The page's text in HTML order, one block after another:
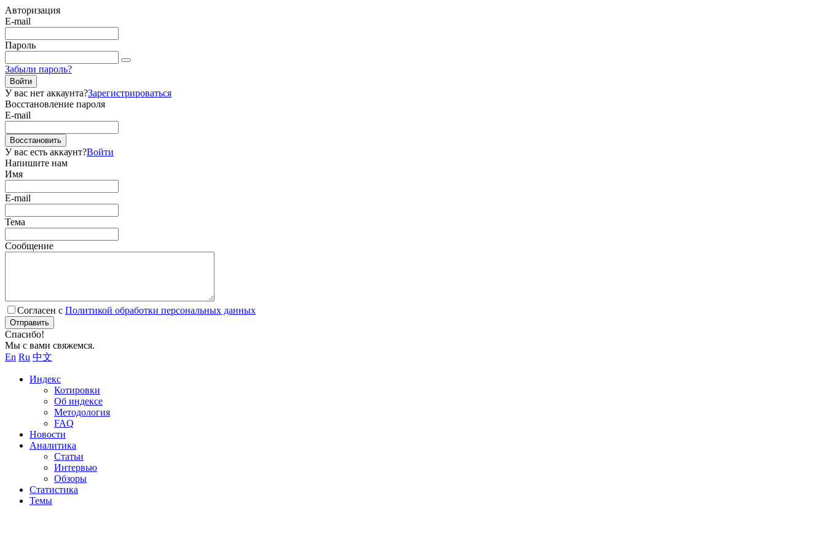
Авторизация
E-mail
Пароль
Забыли пароль?
Войти
У вас нет аккаунта?Зарегистрироваться
Восстановление пароля
E-mail
Восстановить
У вас есть аккаунт?Войти
Напишите нам
Имя
E-mail
Тема
Сообщение
Согласен с Политикой обработки персональных данных
Отправить
Спасибо!
Мы с вами свяжемся.
En Ru 中文
Индекс
Котировки
Об индексе
Методология
FAQ
Новости
Аналитика
Статьи
Интервью
Обзоры
Статистика
Темы